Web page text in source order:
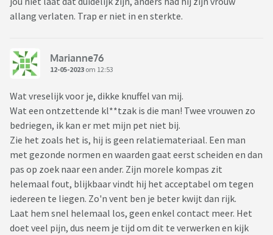
allang verlaten. Trap er niet in en sterkte.
Marianne76
12-05-2023 om 12:53
Wat vreselijk voor je, dikke knuffel van mij.
Wat een ontzettende kl**tzak is die man! Twee vrouwen zo
bedriegen, ik kan er met mijn pet niet bij.
Zie het zoals het is, hij is geen relatiemateriaal. Een man
met gezonde normen en waarden gaat eerst scheiden en dan
pas op zoek naar een ander. Zijn morele kompas zit
helemaal fout, blijkbaar vindt hij het acceptabel om tegen
iedereen te liegen. Zo'n vent ben je beter kwijt dan rijk.
Laat hem snel helemaal los, geen enkel contact meer. Het
doet veel pijn, dus neem je tijd om dit te verwerken en kijk